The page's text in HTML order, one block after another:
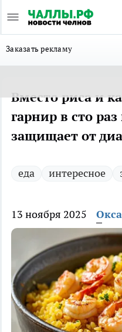
Заказать рекламу
Вместо риса и
гарнир в сто
защищает от
еда интересное
13 ноября 2025